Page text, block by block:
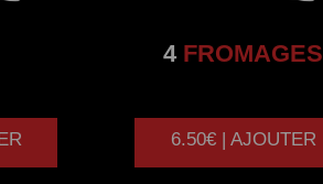
4 FROMAGES
6.50€ | AJOUTER